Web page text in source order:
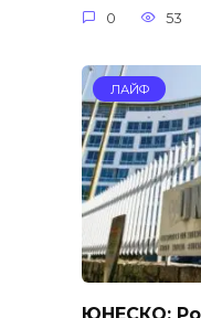
0 53
ЛАЙФ
ЮНЕСКО: